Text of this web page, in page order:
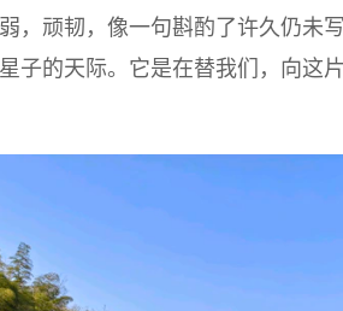
，顽韧，像一句斟酌了许久仍未
子的天际。它是在替我们，向这